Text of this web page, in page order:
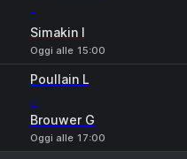
-
Simakin I
Oggi alle 15:00
Poullain L
-
Brouwer G
Oggi alle 17:00